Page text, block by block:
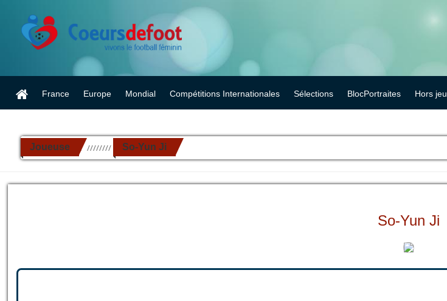
France Europe Mondial Compétitions Internationales Sélections BlocPortraites Hors jeu
Joueuse ////////// So-Yun Ji
So-Yun Ji